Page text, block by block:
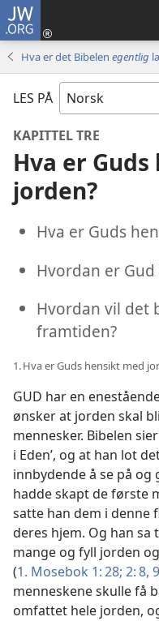
JW.ORG
Hva er det Bibelen egentlig
LES PÅ
KAPITTEL TRE
Hva er
jorden?
Hva er Guds
Hvordan er
Hvordan vil det
framtiden?
1. Hva er Guds hensikt med
GUD har en
ønsker at jorden skal
mennesker. Bibelen
i Eden’, og at han lot
innbydende å se på og
hadde skapt de første
satte han dem i denne
deres hjem. Og han
mange og fyll jorden
(1. Mosebok 1: 28; 2: 8,
menneskene skulle få
omfattet hele jorden,